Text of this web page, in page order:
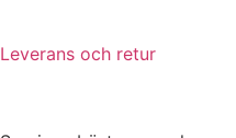
Leverans och retur